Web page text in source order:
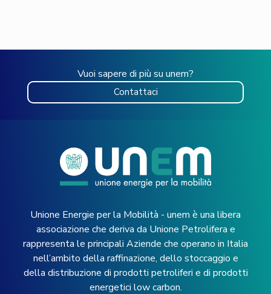
Vuoi sapere di più su unem?
Contattaci
Unione Energie per la Mobilità - unem è una libera
associazione che deriva da Unione Petrolifera e
rappresenta le principali Aziende che operano in Italia
nell’ambito della raffinazione, dello stoccaggio e
della distribuzione di prodotti petroliferi e di prodotti
energetici low carbon.